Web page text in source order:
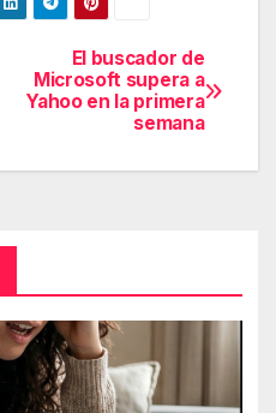
El buscador de
Microsoft supera a
Yahoo en la primera
semana